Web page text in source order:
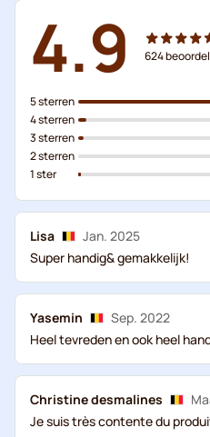
4.9 624
5 sterren
4 sterren
3 sterren
2 sterren
1 ster
Lisa
Jan. 2025
Super handig& gemakkelijk!
Yasemin
Sep. 2022
Heel tevreden en ook heel
Christine desmalines
Je suis très contente du